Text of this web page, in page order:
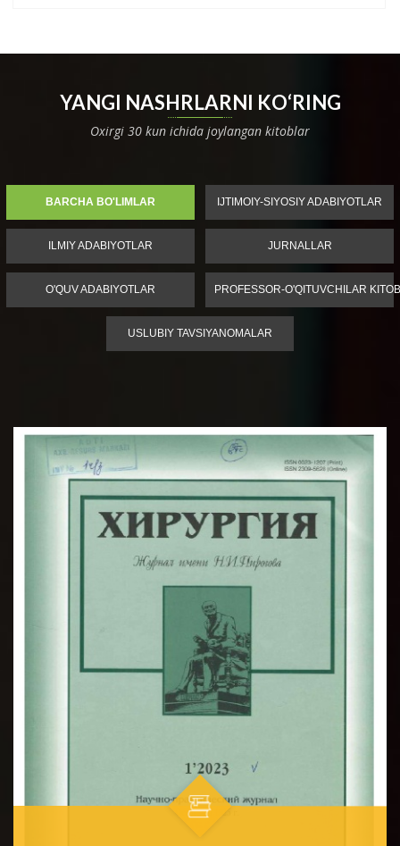
YANGI NASHRLARNI KO‘RING
Oxirgi 30 kun ichida joylangan kitoblar
BARCHA BO'LIMLAR IJTIMOIY-SIYOSIY ADABIYOTLAR
ILMIY ADABIYOTLAR JURNALLAR
O'QUV ADABIYOTLAR PROFESSOR-O'QITUVCHILAR
USLUBIY TAVSIYANOMALAR